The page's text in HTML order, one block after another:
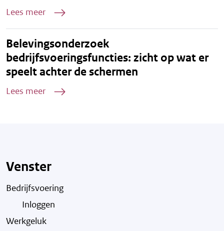
Lees meer
Belevingsonderzoek
bedrijfsvoeringsfuncties: zicht op wat er
speelt achter de schermen
Lees meer
Venster
Bedrijfsvoering
Inloggen
Werkgeluk